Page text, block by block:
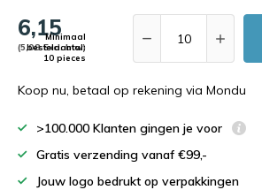
6,15
(5,08 Excl. btw)
Minimaal
bestelaantal:
10 pieces
Koop nu, betaal op rekening via Mondu
>100.000 Klanten gingen je voor
Gratis verzending vanaf €99,-
Jouw logo bedrukt op verpakkingen